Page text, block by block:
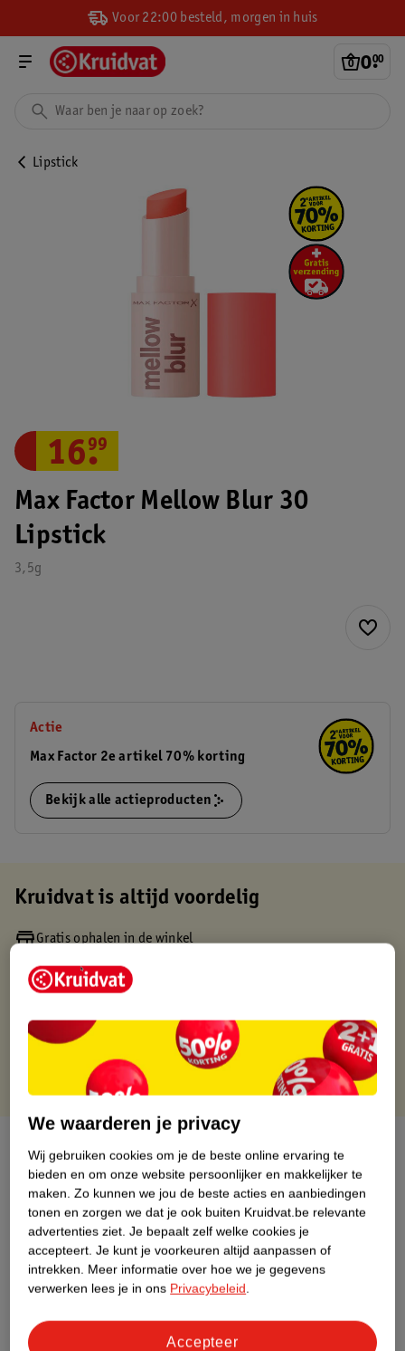
Voor 22:00 besteld, morgen in huis
0.
00
Lipstick
Max Factor Mellow Blur 30
Lipstick
3,5g
16.
99
Actie
Max Factor 2e artikel 70% korting
Bekijk alle actieproducten
Kruidvat is altijd voordelig
Gratis ophalen in de winkel
Gratis thuisbezorgd vanaf 50.00
Gratis punten met je Kruidvat kaart
Over dit product
Productinformatie
Etiketinformatie
Nature Impact Score
Dit product heeft (nog) geen Nature
Impact Score.
We waarderen je privacy
Wij gebruiken cookies om je de beste online ervaring te
bieden en om onze website persoonlijker en makkelijker te
maken. Zo kunnen we jou de beste acties en aanbiedingen
tonen en zorgen we dat je ook buiten Kruidvat.be relevante
advertenties ziet. Je bepaalt zelf welke cookies je
accepteert. Je kunt je voorkeuren altijd aanpassen of
intrekken. Meer informatie over hoe we je gegevens
verwerken lees je in ons Privacybeleid.
Accepteer